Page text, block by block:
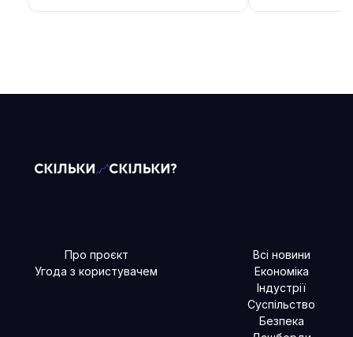
Про проєкт
Угода з користувачем
Всі новини
Економіка
Індустрії
Суспільство
Безпека